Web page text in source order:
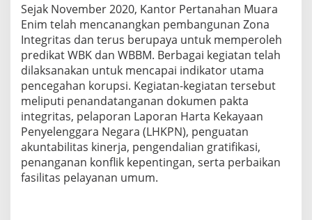
Sejak November 2020, Kantor Pertanahan Muara
Enim telah mencanangkan pembangunan Zona
Integritas dan terus berupaya untuk memperoleh
predikat WBK dan WBBM. Berbagai kegiatan telah
dilaksanakan untuk mencapai indikator utama
pencegahan korupsi. Kegiatan-kegiatan tersebut
meliputi penandatanganan dokumen pakta
integritas, pelaporan Laporan Harta Kekayaan
Penyelenggara Negara (LHKPN), penguatan
akuntabilitas kinerja, pengendalian gratifikasi,
penanganan konflik kepentingan, serta perbaikan
fasilitas pelayanan umum.